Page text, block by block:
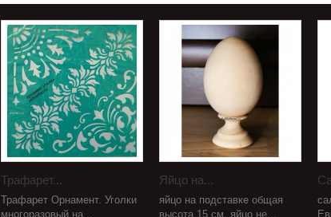
Трафарет...
Трафарет Орнамент. Уголки
многоразовый на...
Яйцо на...
яйцо на подставке общая
высота 15 см, яйцо не...